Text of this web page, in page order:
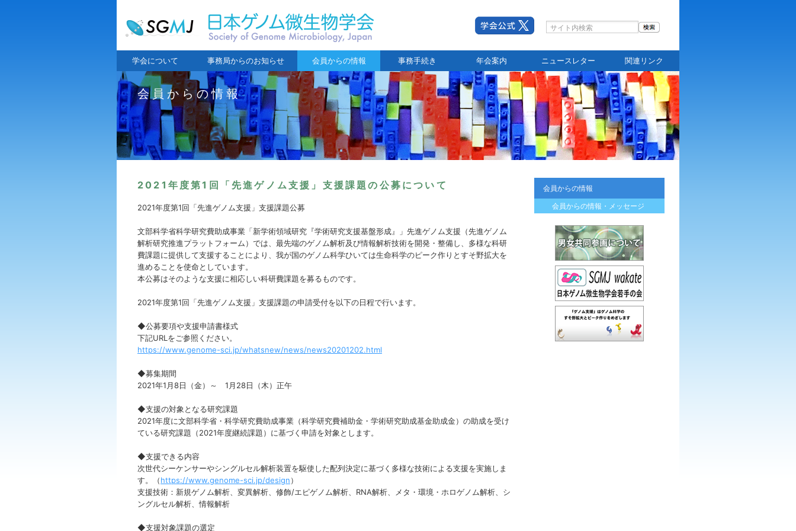
学会について 事務局からのお知らせ 会員からの情報 事務手続き 年会案内 ニュースレター 関連リンク
会員からの情報
会員からの情報
会員からの情報・メッセージ
2021年度第1回「先進ゲノム支援」支援課題の公募について
2021年度第1回「先進ゲノム支援」支援課題公募
文部科学省科学研究費助成事業「新学術領域研究『学術研究支援基盤形成』」先進ゲノム支援（先進ゲノム
解析研究推進プラットフォーム）では、最先端のゲノム解析及び情報解析技術を開発・整備し、多様な科研
費課題に提供して支援することにより、我が国のゲノム科学ひいては生命科学のピーク作りとすそ野拡大を
進めることを使命としています。
本公募はそのような支援に相応しい科研費課題を募るものです。
2021年度第1回「先進ゲノム支援」支援課題の申請受付を以下の日程で行います。
◆公募要項や支援申請書様式
下記URLをご参照ください。
https://www.genome-sci.jp/whatsnew/news/news20201202.html
◆募集期間
2021年1月8日（金）～ 1月28日（木）正午
◆支援の対象となる研究課題
2021年度に文部科学省・科学研究費助成事業（科学研究費補助金・学術研究助成基金助成金）の助成を受け
ている研究課題（2021年度継続課題）に基づく申請を対象とします。
◆支援できる内容
次世代シーケンサーやシングルセル解析装置を駆使した配列決定に基づく多様な技術による支援を実施しま
す。（https://www.genome-sci.jp/design）
支援技術：新規ゲノム解析、変異解析、修飾/エピゲノム解析、RNA解析、メタ・環境・ホロゲノム解析、シ
ングルセル解析、情報解析
◆支援対象課題の選定